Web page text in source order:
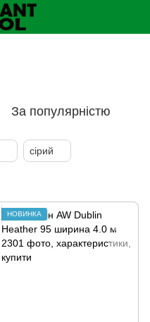
За популярністю
сірий
НОВИНКА